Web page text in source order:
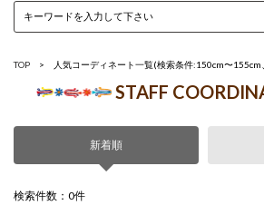
TOP 人気コーディネート一覧(検索条件:150cm〜155cm
STAFF
新着順
検索件数：0件